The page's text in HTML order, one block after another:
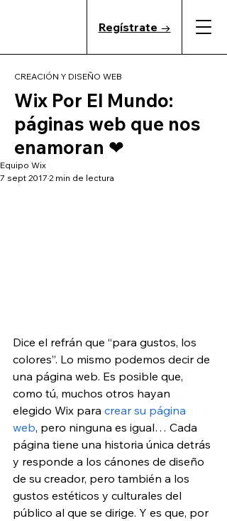
Regístrate →
CREACIÓN Y DISEÑO WEB
Wix Por El Mundo:
páginas web que nos
enamoran ❤
Equipo Wix
7 sept 2017 2 min de lectura
Dice el refrán que “para gustos, los
colores”. Lo mismo podemos decir de
una página web. Es posible que,
como tú, muchos otros hayan
elegido Wix para crear su página
web, pero ninguna es igual… Cada
página tiene una historia única detrás
y responde a los cánones de diseño
de su creador, pero también a los
gustos estéticos y culturales del
público al que se dirige. Y es que, por